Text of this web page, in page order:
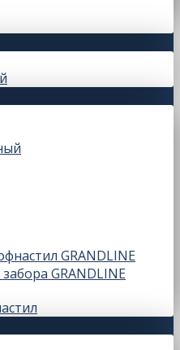
GRANDLINE
GRANDLINE